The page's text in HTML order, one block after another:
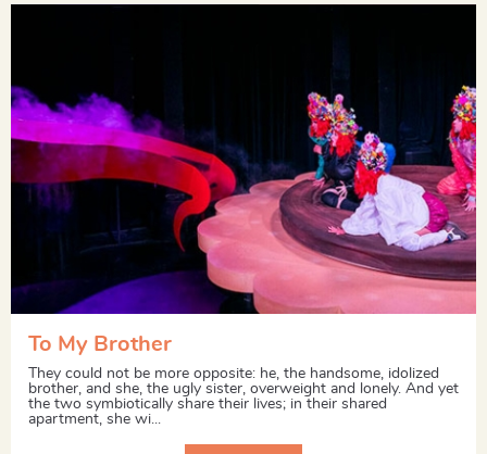
To My Brother
They could not be more opposite: he, the handsome, idolized
brother, and she, the ugly sister, overweight and lonely. And yet
the two symbiotically share their lives; in their shared
apartment, she wi...